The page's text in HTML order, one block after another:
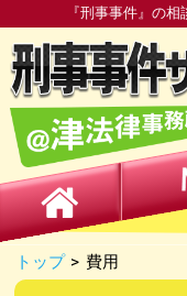
『刑事事件』の
トップ > 費用